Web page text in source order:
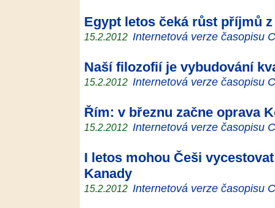
Egypt letos čeká růst příjmů
15.2.2012 Internetová verze časopisu
Naší filozofií je vybudování
15.2.2012 Internetová verze časopisu
Řím: v březnu začne oprava
15.2.2012 Internetová verze časopisu
I letos mohou Češi
Kanady
15.2.2012 Internetová verze časopisu